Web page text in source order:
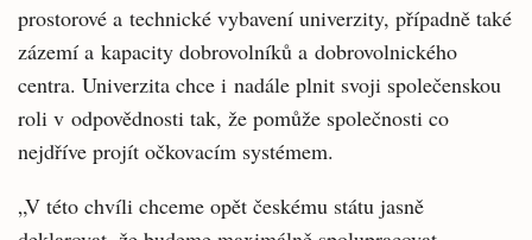
prostorové a technické vybavení univerzity, případně také
zázemí a kapacity dobrovolníků a dobrovolnického
centra. Univerzita chce i nadále plnit svoji společenskou
roli v odpovědnosti tak, že pomůže společnosti co
nejdříve projít očkovacím systémem.
„V této chvíli chceme opět českému státu jasně